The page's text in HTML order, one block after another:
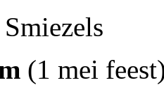
(1 mei